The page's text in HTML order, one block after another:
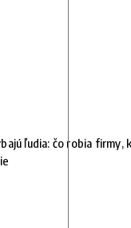
ľudia: čo robia firmy,